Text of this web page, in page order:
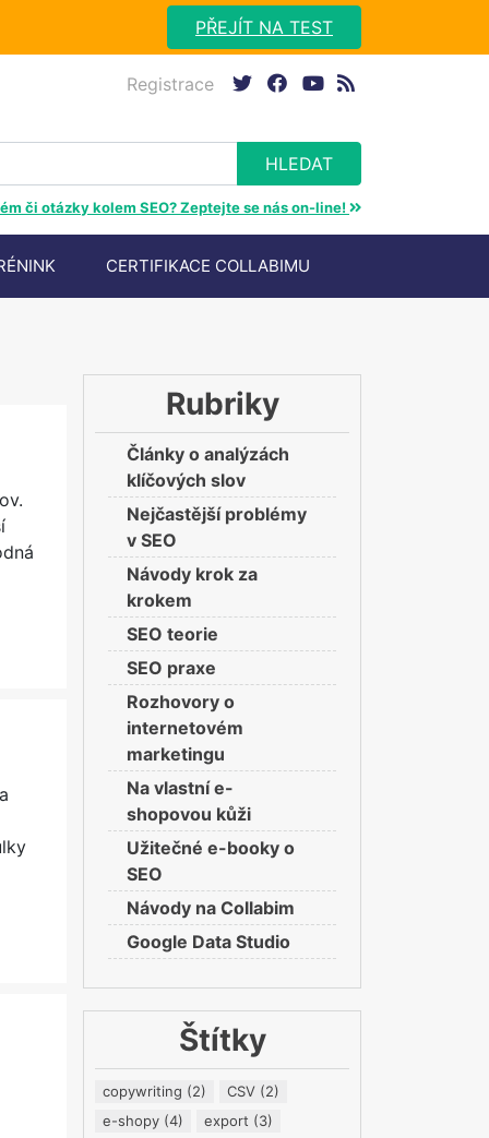
PŘEJÍT NA TEST
Registrace
či otázky kolem SEO? Zeptejte se nás on-line!
CERTIFIKACE COLLABIMU
Rubriky
Články o analýzách
klíčových slov
Nejčastější problémy
v SEO
Návody krok za
krokem
SEO teorie
SEO praxe
Rozhovory o
internetovém
marketingu
Na vlastní e-
shopovou kůži
Užitečné e-booky o
SEO
Návody na Collabim
Google Data Studio
Štítky
copywriting (2) CSV (2)
e-shopy (4) export (3)